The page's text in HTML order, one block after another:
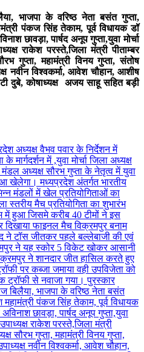
भाजपा के वरिष्ठ नेता बसंत गुप्ता,
पंकज सिंह तेकाम, पूर्व विधायक डॉ
छावड़ा, पार्षद अनूप गुप्ता,युवा मोर्चा
राकेश परस्ते,जिला मंत्री पीताम्बर
गुप्ता, महामंत्री विनय गुप्ता, संतोष
नवीन विश्वकर्मा, आवेश चौहान, आशीष
दुबे, कोषाध्यक्ष अजय साहू सहित बड़ी
अध्यक्ष वैभव पवार के निर्देशन में
मार्गदर्शन में ,युवा मोर्चा जिला अध्यक्ष
मंडल अध्यक्ष सौरभ गुप्ता के नेतृत्व में युवा
खेलेगा। मध्यप्रदेश अंतर्गत भारतीय
मंडलों में खेल प्रतियोगिताओं का
मैच प्रतियोगिता का शुभारंभ
में हुआ जिसमे करीब 40 टीमों ने इस
दिखाया फाइनल मैच विक्रमपुर बनाम
ने टॉस जीतकर पहले बल्लेबाजी की एवं
ने यह स्कोर 5 विकेट खोकर आसानी
ने शानदार जीत हासिल करते हुए
पर कब्जा जमाया वही उपविजेता को
ट्रॉफी से नवाजा गया। पुरस्कार
बिलैया, भाजपा के वरिष्ठ नेता बसंत
महामंत्री पंकज सिंह तेकाम, पूर्व विधायक
छावड़ा, पार्षद अनूप गुप्ता,युवा
राकेश परस्ते,जिला मंत्री
सौरभ गुप्ता, महामंत्री विनय गुप्ता,
नवीन विश्वकर्मा, आवेश चौहान,